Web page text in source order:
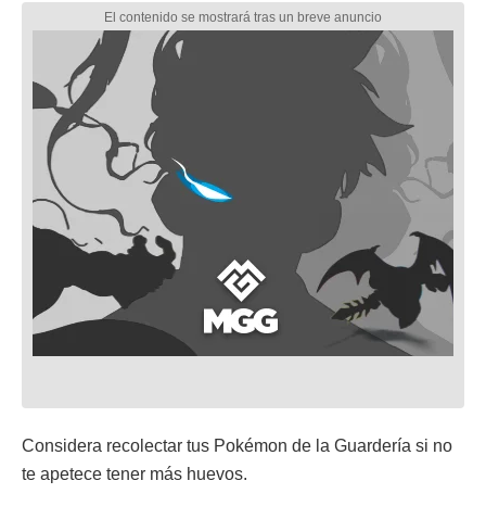
Considera recolectar tus Pokémon de la Guardería si no
te apetece tener más huevos.